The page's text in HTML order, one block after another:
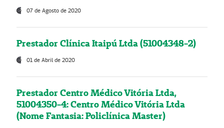
07 de Agosto de 2020
Prestador Clínica Itaipú Ltda (51004348-2)
01 de Abril de 2020
Prestador Centro Médico Vitória Ltda,
51004350-4: Centro Médico Vitória Ltda
(Nome Fantasia: Policlínica Master)